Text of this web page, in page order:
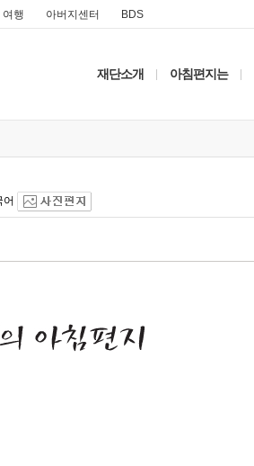
여행 아버지센터 BDS
재단소개 아침편지는